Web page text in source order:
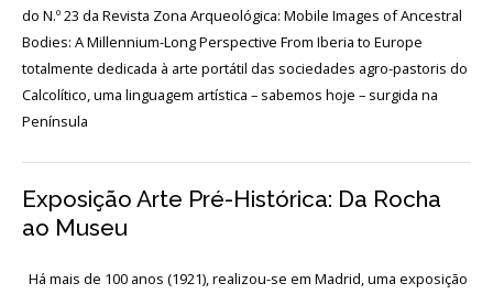
O
Regulamentos
e
Oficiais
e
Protocolos
de
do N.º 23 da Revista Zona Arqueológica: Mobile Images of Ancestral
Bodies: A Millennium-Long Perspective From Iberia to Europe
totalmente dedicada à arte portátil das sociedades agro-pastoris do
Calcolítico, uma linguagem artística – sabemos hoje – surgida na
Península
Exposição Arte Pré-Histórica: Da Rocha
ao Museu
Há mais de 100 anos (1921), realizou-se em Madrid, uma exposição